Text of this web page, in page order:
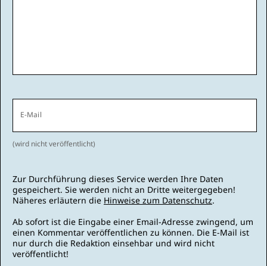
E-Mail
(wird nicht veröffentlicht)
Zur Durchführung dieses Service werden Ihre Daten
gespeichert. Sie werden nicht an Dritte weitergegeben!
Näheres erläutern die Hinweise zum Datenschutz.
Ab sofort ist die Eingabe einer Email-Adresse zwingend, um
einen Kommentar veröffentlichen zu können. Die E-Mail ist
nur durch die Redaktion einsehbar und wird nicht
veröffentlicht!